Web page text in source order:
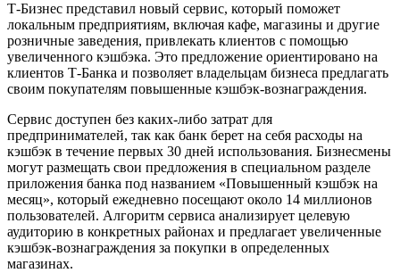
Т-Бизнес представил новый сервис, который поможет
локальным предприятиям, включая кафе, магазины и другие
розничные заведения, привлекать клиентов с помощью
увеличенного кэшбэка. Это предложение ориентировано на
клиентов Т-Банка и позволяет владельцам бизнеса предлагать
своим покупателям повышенные кэшбэк-вознаграждения.
Сервис доступен без каких-либо затрат для
предпринимателей, так как банк берет на себя расходы на
кэшбэк в течение первых 30 дней использования. Бизнесмены
могут размещать свои предложения в специальном разделе
приложения банка под названием «Повышенный кэшбэк на
месяц», который ежедневно посещают около 14 миллионов
пользователей. Алгоритм сервиса анализирует целевую
аудиторию в конкретных районах и предлагает увеличенные
кэшбэк-вознаграждения за покупки в определенных
магазинах.